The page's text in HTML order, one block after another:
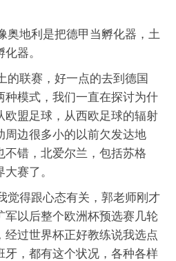
地利是把德甲当孵化器，土
器。
联赛，好一点的去到德国
种模式，我们一直在探讨为什
欧盟足球，从西欧足球的辐射
周边很多小的以前欠发达地
不错，北爱尔兰，包括苏格
赛了。
得跟心态有关，郭老师刚才
军以后整个欧洲杯预选赛几轮
经过世界杯正好教练说我选点
牙，都有这个状况，各种各样